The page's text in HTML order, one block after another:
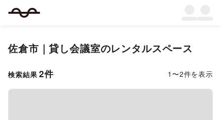
佐倉市 ｜貸し会議室のレンタルスペース
検索結果 2件 1 〜2件を表示